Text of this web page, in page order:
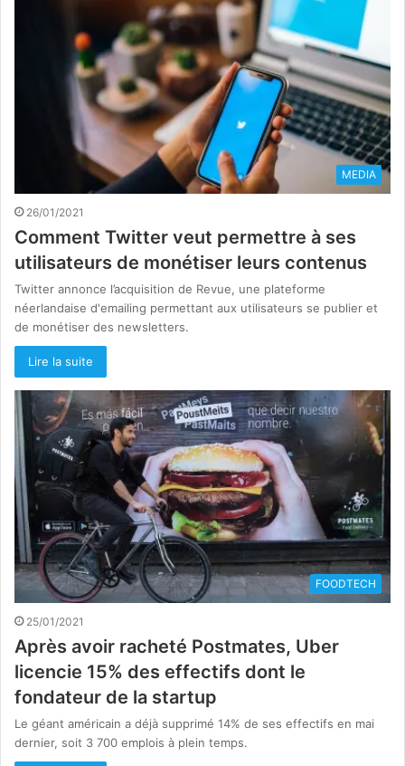
MEDIA
26/01/2021
Comment Twitter veut permettre à ses
utilisateurs de monétiser leurs contenus
Twitter annonce l’acquisition de Revue, une plateforme
néerlandaise d'emailing permettant aux utilisateurs se publier et
de monétiser des newsletters.
Lire la suite
FOODTECH
25/01/2021
Après avoir racheté Postmates, Uber
licencie 15% des effectifs dont le
fondateur de la startup
Le géant américain a déjà supprimé 14% de ses effectifs en mai
dernier, soit 3 700 emplois à plein temps.